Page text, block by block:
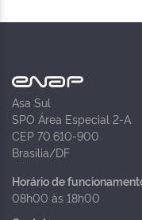
Asa Sul
SPO Área Especial 2-A
CEP 70.610-900
Brasília/DF
Horário de
08h00 às 18h00